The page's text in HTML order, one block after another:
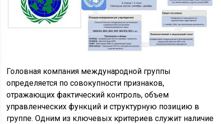
Головная компания международной группы
определяется по совокупности признаков,
отражающих фактический контроль, объем
управленческих функций и структурную позицию в
группе. Одним из ключевых критериев служит наличие